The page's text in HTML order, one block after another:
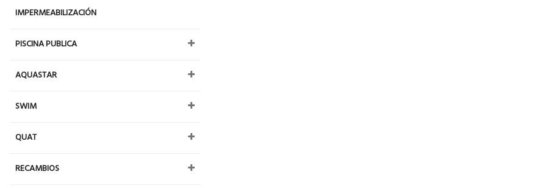
IMPERMEABILIZACIÓN
PISCINA PUBLICA
AQUASTAR
SWIM
QUAT
RECAMBIOS